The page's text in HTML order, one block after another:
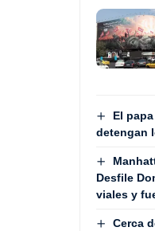
El
detengan
Desfile
viales y
Cerca